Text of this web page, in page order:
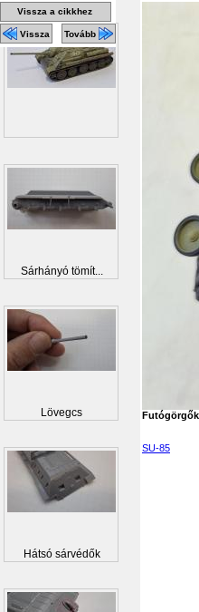
Futógörgők
SU-85
Vissza a cikkhez
Vissza Tovább
Sárhányó tömít...
Lövegcs
Hátsó sárvédők